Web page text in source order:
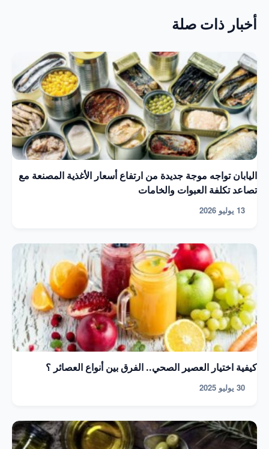
أخبار ذات صلة
اليابان تواجه موجة جديدة من ارتفاع أسعار الأغذية المصنعة مع
تصاعد تكلفة العبوات والخامات
13 يوليو 2026
كيفية اختيار العصير الصحي.. الفرق بين أنواع العصائر ؟
30 يوليو 2025